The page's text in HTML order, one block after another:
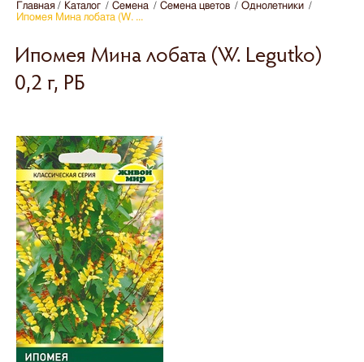
Главная Каталог Семена Семена цветов
Однолетники
Ипомея Мина лобата (W. ...
Ипомея Мина лобата (W. Legutko)
0,2 г, РБ